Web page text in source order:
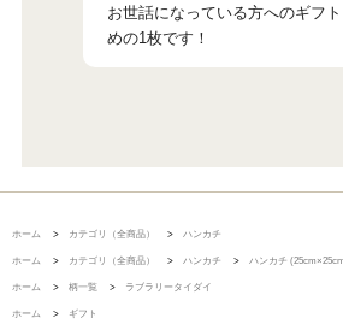
お世話になっている方へのギフ
めの1枚です！
ホーム > カテゴリ（全商品） > ハンカチ
ホーム > カテゴリ（全商品） > ハンカチ > ハンカチ
ホーム > 柄一覧 > ラブラリータイダイ
ホーム > ギフト